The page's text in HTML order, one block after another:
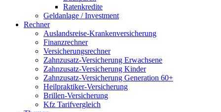
Ratenkredite
Geldanlage / Investment
Rechner
Auslandsreise-Krankenversicherung
Finanzrechner
Versicherungsrechner
Zahnzusatz-Versicherung Erwachsene
Zahnzusatz-Versicherung Kinder
Zahnzusatz-Versicherung Generation 60+
Heilpraktiker-Versicherung
Brillen-Versicherung
Kfz Tarifvergleich